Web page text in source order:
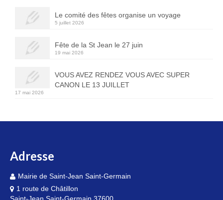
Le comité des fêtes organise un voyage
5 juillet 2026
Fête de la St Jean le 27 juin
19 mai 2026
VOUS AVEZ RENDEZ VOUS AVEC SUPER
CANON LE 13 JUILLET
17 mai 2026
Adresse
Mairie de Saint-Jean Saint-Germain
1 route de Châtillon
Saint-Jean Saint-Germain 37600